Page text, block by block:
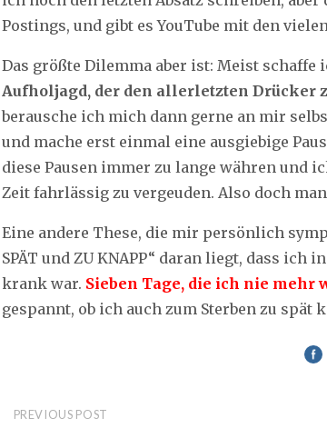
Postings, und gibt es YouTube mit den
Das größte Dilemma aber ist: Meist schaffe
Aufholjagd, der den allerletzten Drücker
berausche ich mich dann gerne an mir
und mache erst einmal eine ausgiebige
diese Pausen immer zu lange währen und
Zeit fahrlässig zu vergeuden. Also doch
Eine andere These, die mir persönlich
SPÄT und ZU KNAPP“ daran liegt, dass ich
krank war. Sieben Tage, die ich nie
gespannt, ob ich auch zum Sterben zu spät
PREVIOUS POST